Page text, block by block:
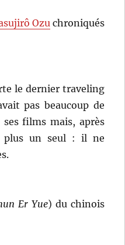
Ozuchroniqués
le dernier traveling
pas beaucoup de
films mais, après
plus un seul : il ne
Er Yue) du chinois